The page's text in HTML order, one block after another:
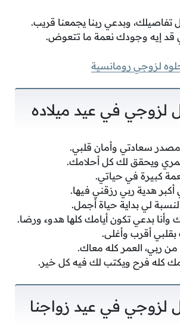
تفاصيلك، وبدعي ربنا يجمعنا قريب.
إيه وجودك نعمة ما تتعوض.
لزوجي رومانسية
لزوجي في عيد ميلاده
سعادتي وأمان قلبي.
ويحقق لك كل أحلامك.
كبيرة في حياتي.
هدية ربي رزقني فيها.
لي بداية حياة أجمل.
وأنا بدعي تكون أيامك كلها هدوء ورضا.
أقرب وأغلى.
ربي، العمر كله معاك.
كله فرح ويكتب لك فيه كل خير.
لزوجي في عيد زواجنا